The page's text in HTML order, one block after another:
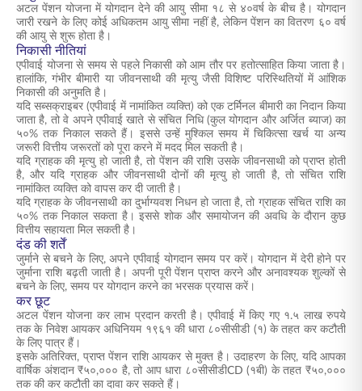
अटल पेंशन योजना में योगदान देने की आयु सीमा १८ से ४०वर्ष के बीच है। योगदान
जारी रखने के लिए कोई अधिकतम आयु सीमा नहीं है, लेकिन पेंशन का वितरण ६० वर्ष
की आयु से शुरू होता है।
निकासी नीतियां
एपीवाई योजना से समय से पहले निकासी को आम तौर पर हतोत्साहित किया जाता है।
हालांकि, गंभीर बीमारी या जीवनसाथी की मृत्यु जैसी विशिष्ट परिस्थितियों में आंशिक
निकासी की अनुमति है।
यदि सब्सक्राइबर (एपीवाई में नामांकित व्यक्ति) को एक टर्मिनल बीमारी का निदान किया
जाता है, तो वे अपने एपीवाई खाते से संचित निधि (कुल योगदान और अर्जित ब्याज) का
५०% तक निकाल सकते हैं। इससे उन्हें मुश्किल समय में चिकित्सा खर्च या अन्य
जरूरी वित्तीय जरूरतों को पूरा करने में मदद मिल सकती है।
यदि ग्राहक की मृत्यु हो जाती है, तो पेंशन की राशि उसके जीवनसाथी को प्राप्त होती
है, और यदि ग्राहक और जीवनसाथी दोनों की मृत्यु हो जाती है, तो संचित राशि
नामांकित व्यक्ति को वापस कर दी जाती है।
यदि ग्राहक के जीवनसाथी का दुर्भाग्यवश निधन हो जाता है, तो ग्राहक संचित राशि का
५०% तक निकाल सकता है। इससे शोक और समायोजन की अवधि के दौरान कुछ
वित्तीय सहायता मिल सकती है।
दंड की शर्तें
जुर्माने से बचने के लिए, अपने एपीवाई योगदान समय पर करें। योगदान में देरी होने पर
जुर्माना राशि बढ़ती जाती है। अपनी पूरी पेंशन प्राप्त करने और अनावश्यक शुल्कों से
बचने के लिए, समय पर योगदान करने का भरसक प्रयास करें।
कर छूट
अटल पेंशन योजना कर लाभ प्रदान करती है। एपीवाई में किए गए १.५ लाख रुपये
तक के निवेश आयकर अधिनियम १९६१ की धारा ८०सीसीडी (१) के तहत कर कटौती
के लिए पात्र हैं।
इसके अतिरिक्त, प्राप्त पेंशन राशि आयकर से मुक्त है। उदाहरण के लिए, यदि आपका
वार्षिक अंशदान ₹५०,००० है, तो आप धारा ८०सीसीडीCD (१बी) के तहत ₹५०,०००
तक की कर कटौती का दावा कर सकते हैं।